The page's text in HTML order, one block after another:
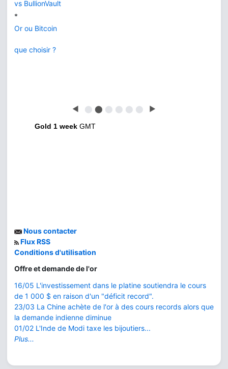
vs BullionVault
*
Or ou Bitcoin
que choisir ?
◀ ⬤ ⬤ ⬤ ⬤ ⬤ ⬤ ▶
Gold 1 week GMT
Nous contacter
Flux RSS
Conditions d'utilisation
Offre et demande de l'or
16/05 L'investissement dans le platine soutiendra le cours
de 1 000 $ en raison d'un "déficit record".
23/03 La Chine achète de l'or à des cours records alors que
la demande indienne diminue
01/02 L'Inde de Modi taxe les bijoutiers...
Plus...